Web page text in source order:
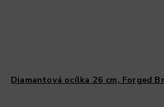
Diamantová ocílka 26 cm, Forged